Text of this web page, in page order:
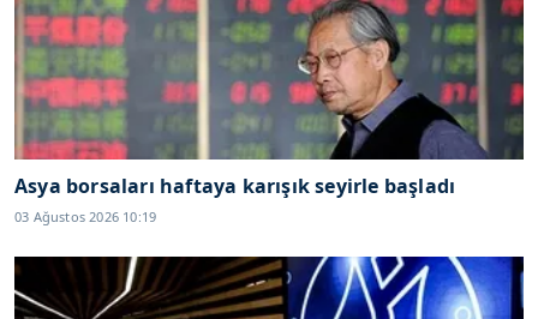
Asya borsaları haftaya karışık seyirle başladı
03 Ağustos 2026 10:19